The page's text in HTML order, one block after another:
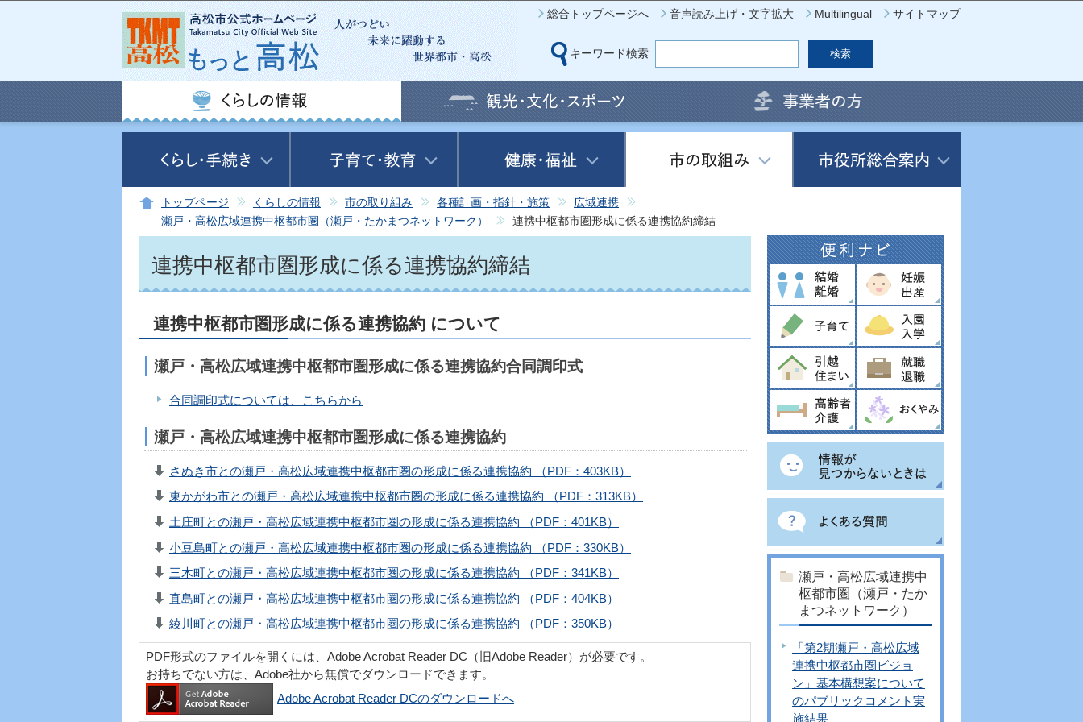
このページの本文へ移動
総合トップページへ 音声読み上げ・文字拡大 Multilingual サイトマップ
キーワード検索
トップページ くらしの情報 市の取り組み 各種計画・指針・施策
広域連携
瀬戸・高松広域連携中枢都市圏（瀬戸・たかまつネットワーク）
連携中枢都市圏形成に係る連携協約締結
連携中枢都市圏形成に係る連携協約締結
連携中枢都市圏形成に係る連携協約 について
瀬戸・高松広域連携中枢都市圏形成に係る連携協約合同調印式
合同調印式については、こちらから
瀬戸・高松広域連携中枢都市圏形成に係る連携協約
さぬき市との瀬戸・高松広域連携中枢都市圏の形成に係る連携協約 （PDF：403KB）
東かがわ市との瀬戸・高松広域連携中枢都市圏の形成に係る連携協約 （PDF：313KB）
土庄町との瀬戸・高松広域連携中枢都市圏の形成に係る連携協約 （PDF：401KB）
小豆島町との瀬戸・高松広域連携中枢都市圏の形成に係る連携協約 （PDF：330KB）
三木町との瀬戸・高松広域連携中枢都市圏の形成に係る連携協約 （PDF：341KB）
直島町との瀬戸・高松広域連携中枢都市圏の形成に係る連携協約 （PDF：404KB）
綾川町との瀬戸・高松広域連携中枢都市圏の形成に係る連携協約 （PDF：350KB）
PDF形式のファイルを開くには、Adobe Acrobat Reader DC（旧Adobe Reader）が必要です。
お持ちでない方は、Adobe社から無償でダウンロードできます。
Adobe Acrobat Reader DCのダウンロードへ
瀬戸・高松広域連携中
枢都市圏（瀬戸・たか
まつネットワーク）
「第2期瀬戸・高松広域
連携中枢都市圏ビジョ
ン」基本構想案について
のパブリックコメント実
施結果